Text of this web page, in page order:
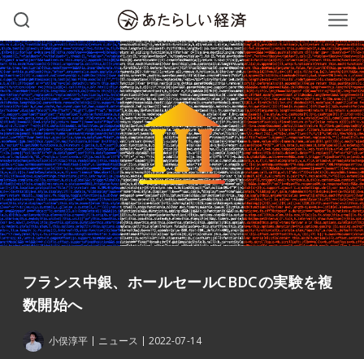
フランス中銀、ホールセールCBDCの実験を複
数開始へ
小俣淳平 ニュース 2022-07-14